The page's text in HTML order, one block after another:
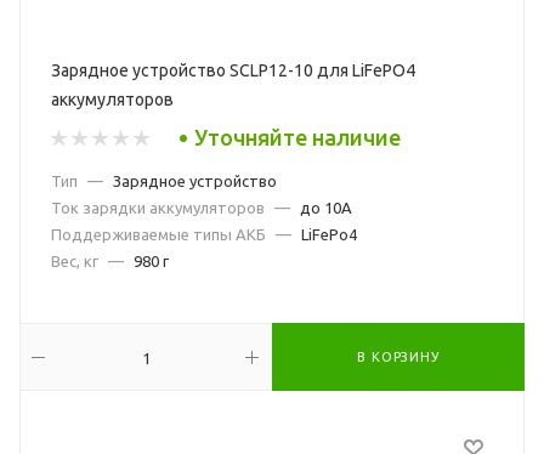
Зарядное устройство SCLP12-10 для LiFePO4
аккумуляторов
Уточняйте наличие
Тип — Зарядное устройство
Ток зарядки аккумуляторов
—
до 10А
Поддерживаемые типы АКБ
— LiFePo4
Вес, кг — 980 г
В КОРЗИНУ